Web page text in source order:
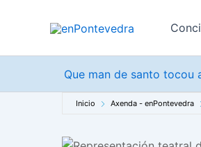
Que man de santo tocou
Inicio Axenda - enPontevedra